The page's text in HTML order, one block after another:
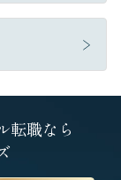
転職なら